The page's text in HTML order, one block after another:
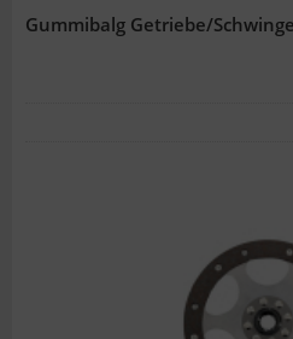
Gummibalg Getriebe/